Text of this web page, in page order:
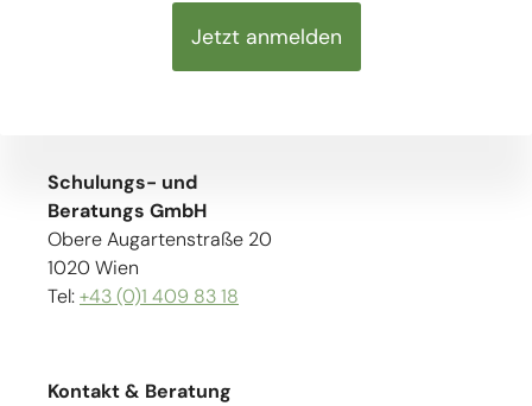
Jetzt anmelden
Schulungs- und
Beratungs GmbH
Obere Augartenstraße 20
1020 Wien
Tel:+43 (0)1 409 83 18
Kontakt & Beratung